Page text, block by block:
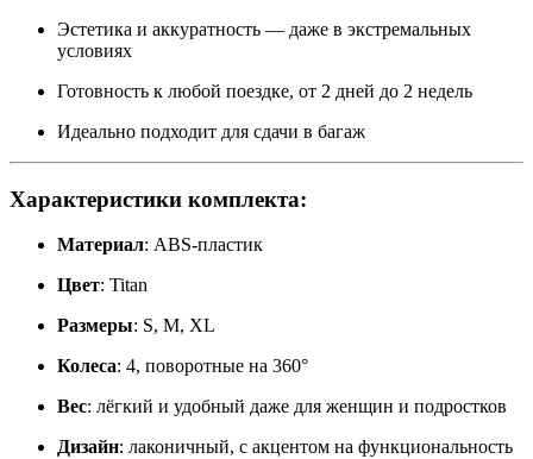
Эстетика и аккуратность — даже в экстремальных
условиях
Готовность к любой поездке, от 2 дней до 2 недель
Идеально подходит для сдачи в багаж
Характеристики комплекта:
Материал: ABS-пластик
Цвет: Titan
Размеры: S, M, XL
Колеса: 4, поворотные на 360°
Вес: лёгкий и удобный даже для женщин и подростков
Дизайн: лаконичный, с акцентом на функциональность